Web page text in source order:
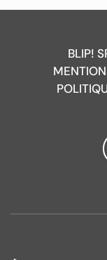
BLIP!